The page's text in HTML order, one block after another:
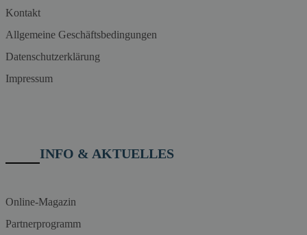
Kontakt
Allgemeine Geschäftsbedingungen
Datenschutzerklärung
Impressum
INFO & AKTUELLES
Online-Magazin
Partnerprogramm